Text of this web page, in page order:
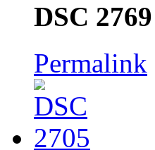
DSC 2769
Permalink